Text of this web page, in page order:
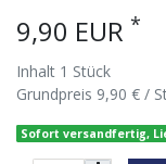
9,90 EUR *
Inhalt 1 Stück
Grundpreis 9,90 € /
Sofort versandfertig,